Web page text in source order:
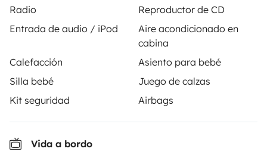
Radio
Reproductor de CD
Entrada de audio / iPod
Aire acondicionado en
cabina
Calefacción
Asiento para bebé
Silla bebé
Juego de calzas
Kit seguridad
Airbags
Vida a bordo
Autocaravana Capuchina
LIsboa
4 viajeros
5,0 Best Owner
A partir de
60 €
Lisboa
4 viajeros
5,0 Best Owner